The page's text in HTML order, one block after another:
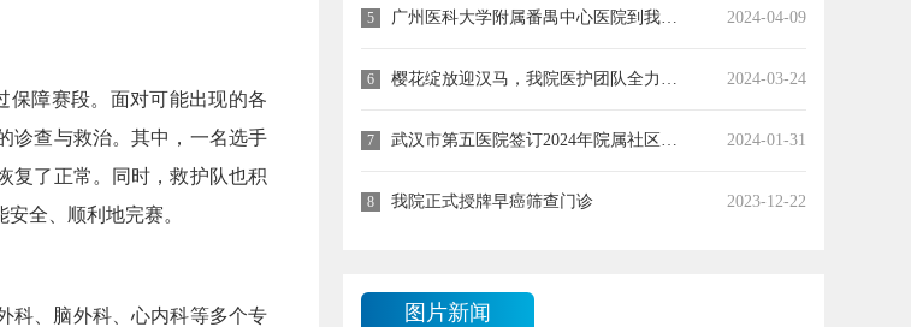
保障赛段。面对可能出现的各
诊查与救治。其中，一名选手
复了正常。同时，救护队也积
全、顺利地完赛。
科、脑外科、心内科等多个专
5 广州医科大学附属番禺中心医院到我院交流紧密型医联体建设工作 2024-04-09
6 樱花绽放迎汉马，我院医护团队全力筑牢健康防线 2024-03-24
7 武汉市第五医院签订2024年院属社区卫生服务中心目标管理责任书 2024-01-31
8 我院正式授牌早癌筛查门诊 2023-12-22
图片新闻